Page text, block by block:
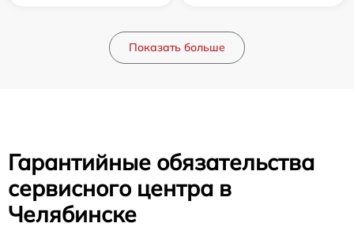
Показать больше
Гарантийные обязательства
сервисного центра в
Челябинске